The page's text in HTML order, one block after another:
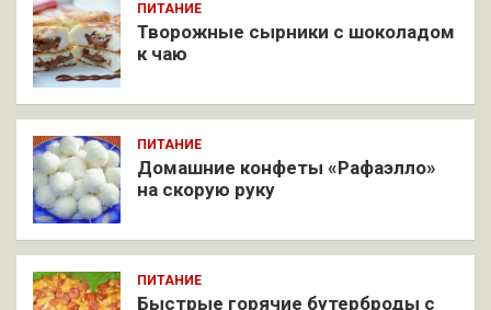
ПИТАНИЕ
Творожные сырники с шоколадом
к чаю
ПИТАНИЕ
Домашние конфеты «Рафаэлло»
на скорую руку
ПИТАНИЕ
Быстрые горячие бутерброды с